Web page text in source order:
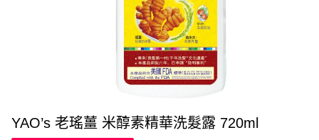
YAO’s 老瑤薑 米醇素精華洗髮露 720ml